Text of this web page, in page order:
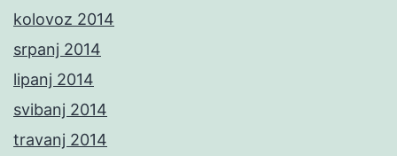
kolovoz 2014
srpanj 2014
lipanj 2014
svibanj 2014
travanj 2014